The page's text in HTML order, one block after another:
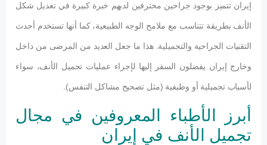
إيران تتميز بوجود جراحين محترفين لديهم خبرة كبيرة في تعديل شكل
الأنف بطريقة تتناسب مع ملامح الوجه الطبيعية، كما أنها تستخدم أحدث
التقنيات الجراحية والتجميلية. هذا ما جعل العديد من المرضى من داخل
وخارج إيران يفضلون السفر إليها لإجراء عمليات تجميل الأنف، سواء
لأسباب تجميلية أو وظيفية (مثل تصحيح مشاكل التنفس).
أبرز الأطباء المعروفين في مجال
تجميل الأنف في إيران